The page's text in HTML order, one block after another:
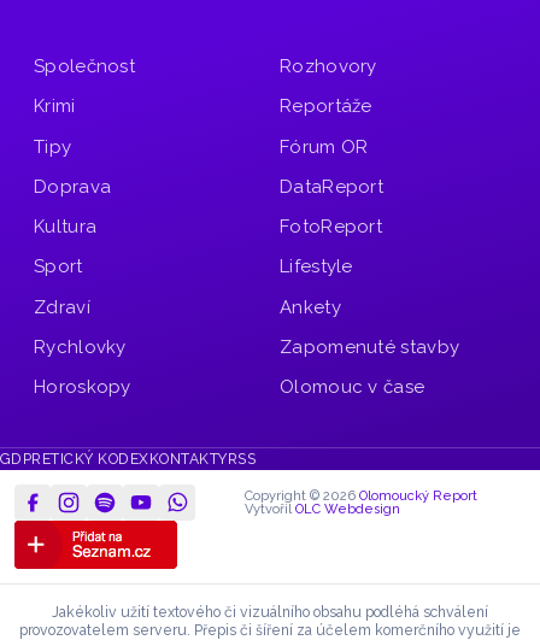
Společnost
Krimi
Tipy
Doprava
Kultura
Sport
Zdraví
Rychlovky
Horoskopy
Rozhovory
Reportáže
Fórum OR
DataReport
FotoReport
Lifestyle
Ankety
Zapomenuté stavby
Olomouc v čase
GDPR ETICKÝ KODEX KONTAKTY RSS
Copyright © 2026 Olomoucký Report
VytvořilOLC Webdesign
Jakékoliv užití textového či vizuálního obsahu podléhá schválení
provozovatelem serveru. Přepis či šíření za účelem komerčního využití je